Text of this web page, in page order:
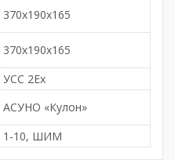
370х190х165
370х190х165
УСС 2Ex
АСУНО «Кулон»
1-10, ШИМ